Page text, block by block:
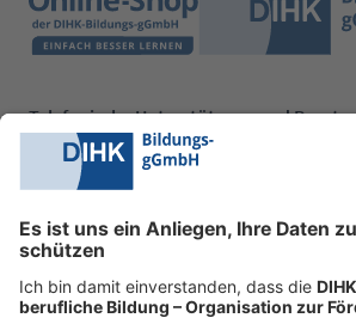
Telefonische Unterstützung und
0228 6205 205
Fr.:
09:00-14:00 Uhr
shop@dihk-bildung.shop